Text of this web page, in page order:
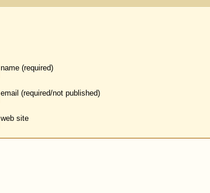
name (required)
email (required/not published)
web site